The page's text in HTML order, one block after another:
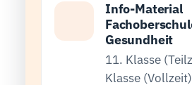
Info-Material
Gesundheit
11. Klasse
Klasse (Vollzeit)